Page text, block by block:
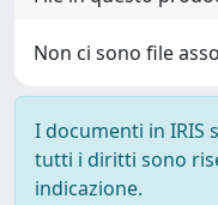
Non ci sono file
I documenti in IRIS
tutti i diritti sono
indicazione.